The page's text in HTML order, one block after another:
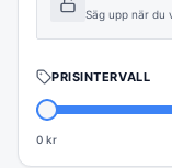
Säg upp när du
PRISINTERVALL
0 kr